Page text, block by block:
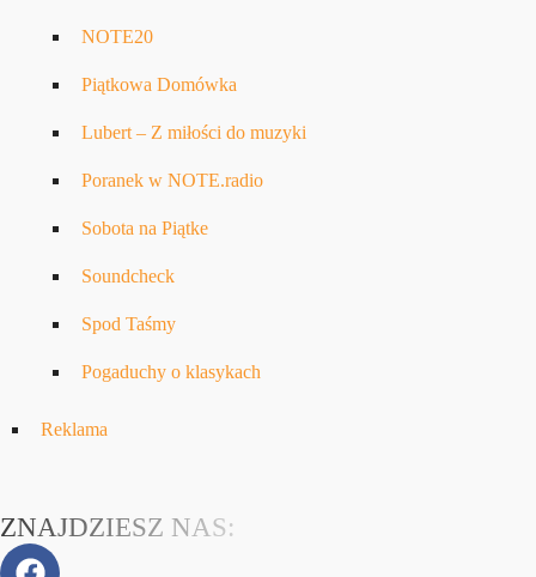
NOTE20
Piątkowa Domówka
Lubert – Z miłości do muzyki
Poranek w NOTE.radio
Sobota na Piątke
Soundcheck
Spod Taśmy
Pogaduchy o klasykach
Reklama
ZNAJDZIESZ NAS: